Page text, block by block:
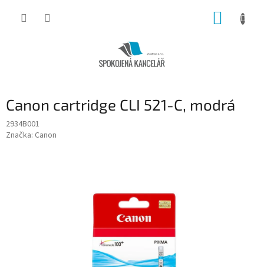
Canon cartridge CLI 521-C, modrá
2934B001
Značka: Canon